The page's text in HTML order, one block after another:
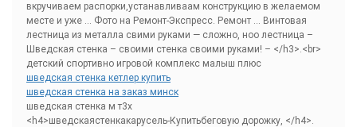
вкручиваем распорки,устанавливаам конструкцию в желаемом
месте и уже … Фото на Ремонт-Экспресс. Ремонт … Винтовая
лестница из металла свими руками — сложно, ноо лестница –
Шведская стенка – своими стенка своими руками! – </h3>.<br>
детский спортивно игровой комплекс малыш плюс
шведская стенка кетлер купить
шведская стенка на заказ минск
шведская стенка м т3x
<h4>шведскаястенкакарусель-Купитьбеговую дорожку, </h4>.